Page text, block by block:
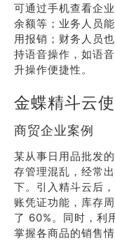
可通过手机查看企
余额等；业务人员
用报销；财务人员
持语音操作，如语
升操作便捷性。
金蝶精斗云
商贸企业案例
某从事日用品批发
存管理混乱，经常
下。引入精斗云后
账凭证功能，库存
了 60%。同时，利
掌握各商品的销售